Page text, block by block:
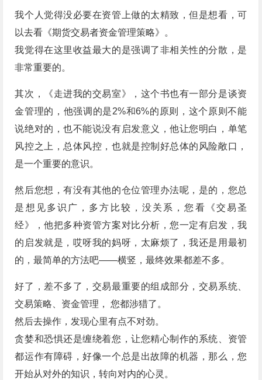
我个人觉得没必要在资管上做的太精致，但是想看，可
以去看《期货交易者资金管理策略》。
我觉得在这里收益最大的是强调了非相关性的分散，是
非常重要的。
其次，《走进我的交易室》，这个书也有一部分是谈资
金管理的，他强调的是2%和6%的原则，这个原则不能
说绝对的，也不能说没有启发意义，他让您明白，单笔
风控之上，总体风控，也就是控制好总体的风险敞口，
是一个重要的意识。
然后您想，有没有其他的仓位管理办法呢，是的，您总
是想见多识广，多方比较，没关系，您看《交易圣
经》，他把多种资管方案对比分析，您一定有启发，我
的启发就是，哎呀我的妈呀，太麻烦了，我还是用最初
的，最简单的方法吧——横竖，最终效果都差不多。
好了，差不多了，交易最重要的组成部分，交易系统、
交易策略、资金管理， 您都涉猎了。
然后去操作，发现心里有点不对劲。
贪婪和恐惧还是缠绕着您，让您精心制作的系统、资管
都运作有障碍，好像一个总是出故障的机器，那么，您
开始从对外的知识，转向对内的心灵。